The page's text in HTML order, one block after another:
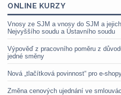
ONLINE KURZY
Vnosy ze SJM a vnosy do SJM a
Nejvyššího soudu a Ústavního soudu
Výpověď z pracovního poměru z
jedné směny
Nová „tlačítková povinnost“ pro e-
Změna cenových ujednání ve